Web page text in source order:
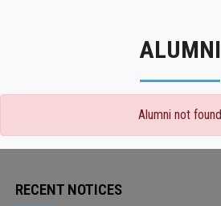
ALUMNI
Alumni not found
RECENT NOTICES